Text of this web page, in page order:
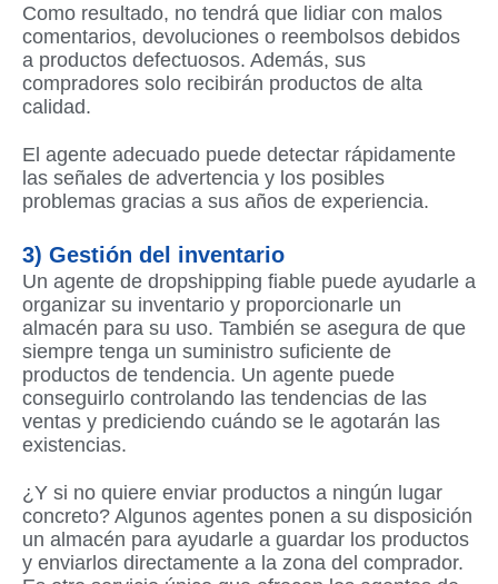
Como resultado, no tendrá que lidiar con malos
comentarios, devoluciones o reembolsos debidos
a productos defectuosos. Además, sus
compradores solo recibirán productos de alta
calidad.
El agente adecuado puede detectar rápidamente
las señales de advertencia y los posibles
problemas gracias a sus años de experiencia.
3) Gestión del inventario
Un agente de dropshipping fiable puede ayudarle a
organizar su inventario y proporcionarle un
almacén para su uso. También se asegura de que
siempre tenga un suministro suficiente de
productos de tendencia. Un agente puede
conseguirlo controlando las tendencias de las
ventas y prediciendo cuándo se le agotarán las
existencias.
¿Y si no quiere enviar productos a ningún lugar
concreto? Algunos agentes ponen a su disposición
un almacén para ayudarle a guardar los productos
y enviarlos directamente a la zona del comprador.